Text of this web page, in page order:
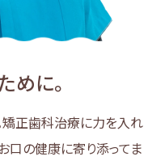
めに。
矯正歯科治療に力を入れ
口の健康に寄り添ってま